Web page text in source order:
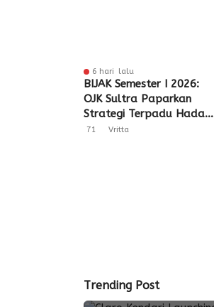
6 hari lalu
BIJAK Semester I 2026:
OJK Sultra Paparkan
Strategi Terpadu Hadapi
Tambang Ilegal hingga
71 Vritta
Trending Post